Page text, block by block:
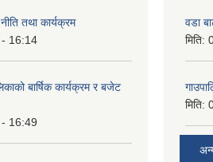
तथा कार्यक्रम
16:14
बार्षिक कार्यक्रम र बजेट
16:49
वडा
मिति:
मिति: